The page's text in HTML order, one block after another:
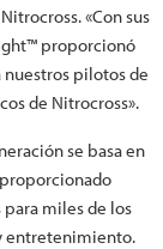
«Con sus
proporcionó
pilotos de
de Nitrocross».
se basa en
miles de los
entretenimiento.